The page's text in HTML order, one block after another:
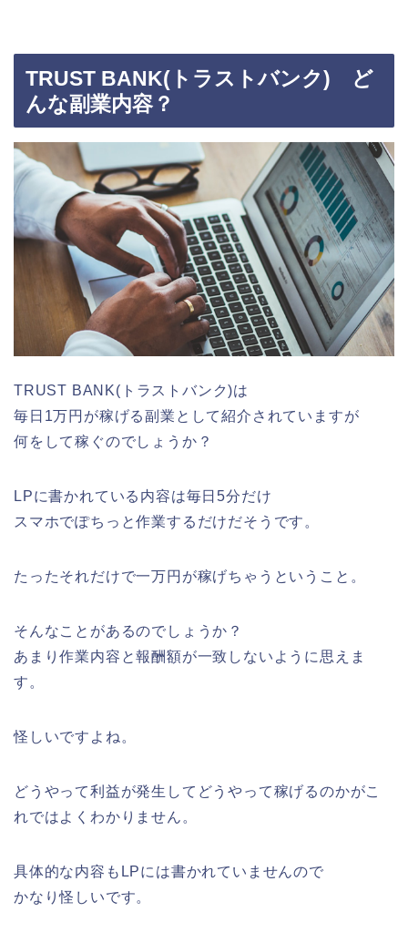
TRUST BANK(トラストバンク) ど
んな副業内容？
TRUST BANK(トラストバンク)は
毎日1万円が稼げる副業として紹介されていますが
何をして稼ぐのでしょうか？
LPに書かれている内容は毎日5分だけ
スマホでぽちっと作業するだけだそうです。
たったそれだけで一万円が稼げちゃうということ。
そんなことがあるのでしょうか？
あまり作業内容と報酬額が一致しないように思えま
す。
怪しいですよね。
どうやって利益が発生してどうやって稼げるのかがこ
れではよくわかりません。
具体的な内容もLPには書かれていませんので
かなり怪しいです。